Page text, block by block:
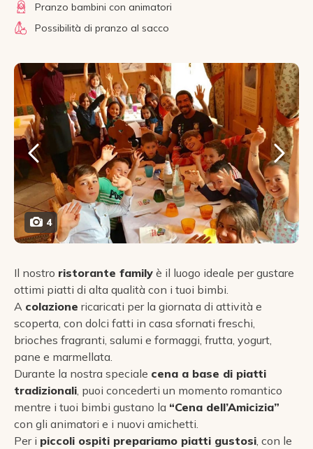
Pranzo bambini con animatori
Possibilità di pranzo al sacco
4
Il nostro ristorante family è il luogo ideale per gustare
ottimi piatti di alta qualità con i tuoi bimbi.
A colazione ricaricati per la giornata di attività e
scoperta, con dolci fatti in casa sfornati freschi,
brioches fragranti, salumi e formaggi, frutta, yogurt,
pane e marmellata.
Durante la nostra speciale cena a base di piatti
tradizionali , puoi concederti un momento romantico
mentre i tuoi bimbi gustano la “Cena dell’Amicizia”
con gli animatori e i nuovi amichetti.
Per i piccoli ospiti prepariamo piatti gustosi , con le